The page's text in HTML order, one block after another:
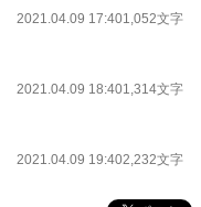
2021.04.09 17:401,052文字
2021.04.09 18:401,314文字
2021.04.09 19:402,232文字